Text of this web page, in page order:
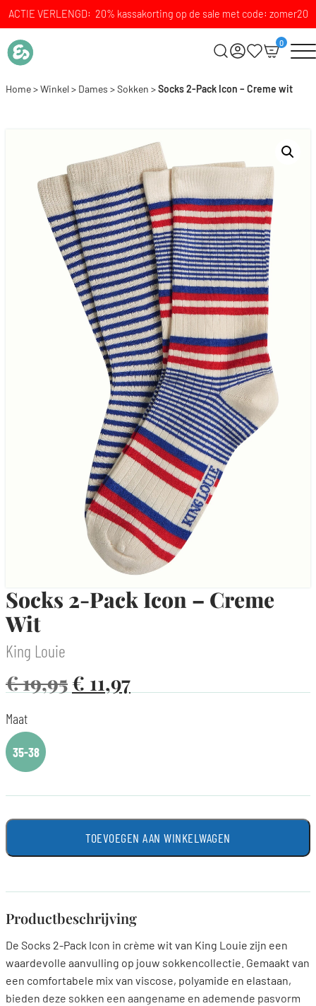
ACTIE VERLENGD: 20% kassakorting op de sale met code: zomer20
0
Home>Winkel> Dames >Sokken >Socks 2-Pack Icon – Creme wit
Socks 2-Pack Icon – Creme
Wit
King Louie
€19,95€ 11,97
Maat
35-38
TOEVOEGEN AAN WINKELWAGEN
Productbeschrijving
De Socks 2-Pack Icon in crème wit van King Louie zijn een
waardevolle aanvulling op jouw sokkencollectie. Gemaakt van
een comfortabele mix van viscose, polyamide en elastaan,
bieden deze sokken een aangename en ademende pasvorm